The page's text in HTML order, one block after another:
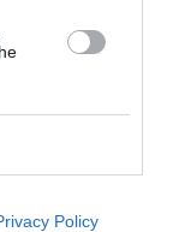
Policy
βουτιές.